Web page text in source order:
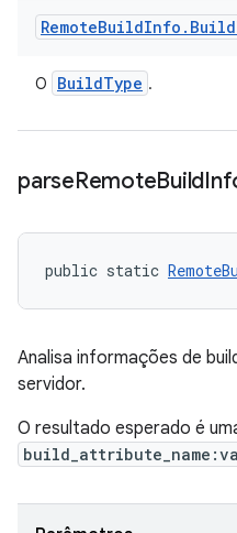
RemoteBuildInfo . Build
O BuildType .
parseRemoteBuild
public static
Analisa informações de
servidor.
O resultado esperado é